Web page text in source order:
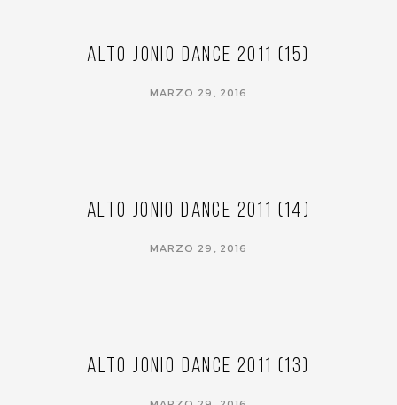
Alto Jonio Dance 2011 (15)
MARZO 29, 2016
Alto Jonio Dance 2011 (14)
MARZO 29, 2016
Alto Jonio Dance 2011 (13)